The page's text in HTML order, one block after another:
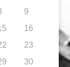
9
16
23
30